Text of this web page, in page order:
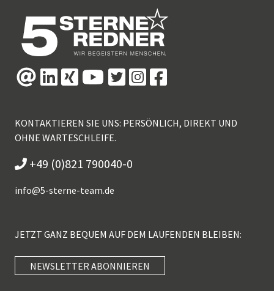
KONTAKTIEREN SIE UNS: PERSÖNLICH, DIREKT UND
OHNE WARTESCHLEIFE.
+49 (0)821 790040-0
info@5-sterne-team.de
JETZT GANZ BEQUEM AUF DEM LAUFENDEN BLEIBEN:
NEWSLETTER ABONNIEREN